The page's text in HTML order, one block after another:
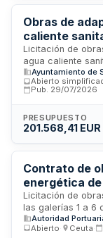
intervenciones
conforme a los
considerando el
pliego.
Obras de
caliente
municipales
legionelosis
Licitación de
agua caliente
municipales para
prevención y
contrata un único
pintura, con
garantizar la
Ayuntamiento de
Abierto
Pub. 29/07/2026
PRESUPUESTO
201.568,41 EUR
Contrato de
energética
de Ceuta
Licitación de
las galerías 1 a 6
Ceuta. La
servicios con
Autoridad
Abierto
Ceuta